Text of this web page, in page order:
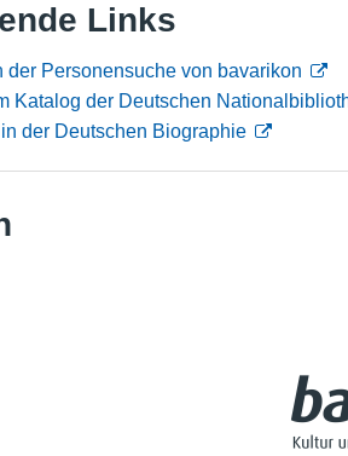
Links
der Personensuche von bavarikon
Katalog der Deutschen
der Deutschen Biographie